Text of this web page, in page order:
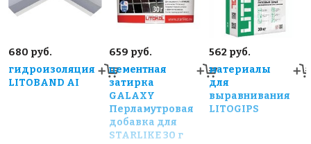
680 руб.
гидроизоляция
LITOBAND AI
659 руб.
цементная
затирка
GALAXY
Перламутровая
добавка для
STARLIKE 30 г
562 руб.
материалы
для
выравнивания
LITOGIPS